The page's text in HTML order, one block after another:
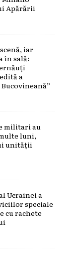
Apărării
iar
în sală:
a
militari au
luni,
unității
Ucrainei a
speciale
cu rachete